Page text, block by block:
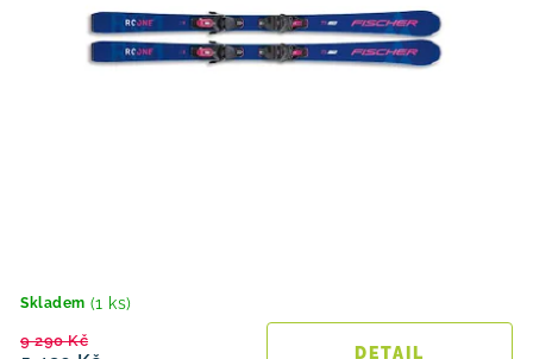
Skladem (1 ks)
9 290 Kč